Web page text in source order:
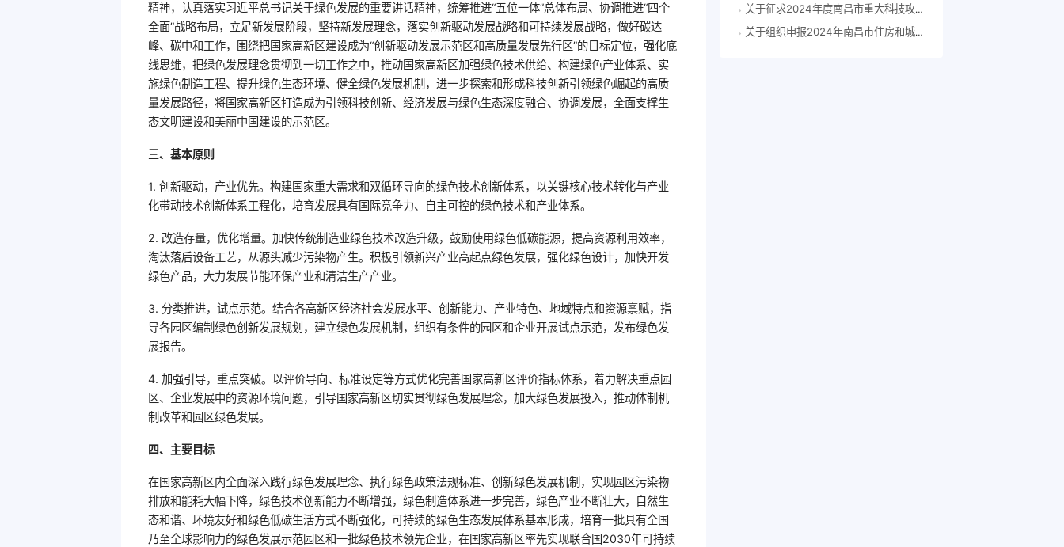
精神，认真落实习近平总书记关于绿色发展的重要讲话精神，统筹推进“五位一体”总体布局、协调推进“四个
全面”战略布局，立足新发展阶段，坚持新发展理念，落实创新驱动发展战略和可持续发展战略，做好碳达
峰、碳中和工作，围绕把国家高新区建设成为“创新驱动发展示范区和高质量发展先行区”的目标定位，强化底
线思维，把绿色发展理念贯彻到一切工作之中，推动国家高新区加强绿色技术供给、构建绿色产业体系、实
施绿色制造工程、提升绿色生态环境、健全绿色发展机制，进一步探索和形成科技创新引领绿色崛起的高质
量发展路径，将国家高新区打造成为引领科技创新、经济发展与绿色生态深度融合、协调发展，全面支撑生
态文明建设和美丽中国建设的示范区。
三、基本原则
1. 创新驱动，产业优先。构建国家重大需求和双循环导向的绿色技术创新体系，以关键核心技术转化与产业
化带动技术创新体系工程化，培育发展具有国际竞争力、自主可控的绿色技术和产业体系。
2. 改造存量，优化增量。加快传统制造业绿色技术改造升级，鼓励使用绿色低碳能源，提高资源利用效率，
淘汰落后设备工艺，从源头减少污染物产生。积极引领新兴产业高起点绿色发展，强化绿色设计，加快开发
绿色产品，大力发展节能环保产业和清洁生产产业。
3. 分类推进，试点示范。结合各高新区经济社会发展水平、创新能力、产业特色、地域特点和资源禀赋，指
导各园区编制绿色创新发展规划，建立绿色发展机制，组织有条件的园区和企业开展试点示范，发布绿色发
展报告。
4. 加强引导，重点突破。以评价导向、标准设定等方式优化完善国家高新区评价指标体系，着力解决重点园
区、企业发展中的资源环境问题，引导国家高新区切实贯彻绿色发展理念，加大绿色发展投入，推动体制机
制改革和园区绿色发展。
四、主要目标
在国家高新区内全面深入践行绿色发展理念、执行绿色政策法规标准、创新绿色发展机制，实现园区污染物
排放和能耗大幅下降，绿色技术创新能力不断增强，绿色制造体系进一步完善，绿色产业不断壮大，自然生
态和谐、环境友好和绿色低碳生活方式不断强化，可持续的绿色生态发展体系基本形成，培育一批具有全国
乃至全球影响力的绿色发展示范园区和一批绿色技术领先企业，在国家高新区率先实现联合国2030年可持续
关于征求2024年度南昌市重大科技攻关项目指南意见建议的通知（洪科字〔2024〕55号）
关于组织申报2024年南昌市住房和城乡建设科技计划项目的通知